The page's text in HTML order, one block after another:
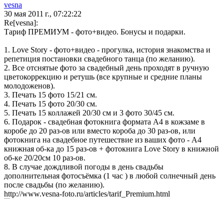
vesna
30 мая 2011 г., 07:22:22
Re[vesna]:
Тариф ПРЕМИУМ - фото+видео. Бонусы и подарки.
1. Love Story - фото+видео - прогулка, история знакомства и
репетиция постановки свадебного танца (по желанию).
2. Все отснятые фото за свадебный день проходят в ручную
цветокоррекцию и ретушь (все крупные и средние планы
молодоженов).
3. Печать 15 фото 15/21 см.
4. Печать 15 фото 20/30 см.
5. Печать 15 коллажей 20/30 см и 3 фото 30/45 см.
6. Подарок - свадебная фотокнига формата А4 в кожзаме в
коробе до 20 раз-ов или вместо короба до 30 раз-ов, или
фотокнига на свадебное путешествие из ваших фото - А4
книжная об-ка до 15 раз-ов + фотокнига Love Story в книжной
об-ке 20/20см 10 раз-ов.
8. В случае дождливой погоды в день свадьбы
дополнительная фотосъёмка (1 час ) в любой солнечный день
после свадьбы (по желанию).
http://www.vesna-foto.ru/articles/tarif_Premium.html